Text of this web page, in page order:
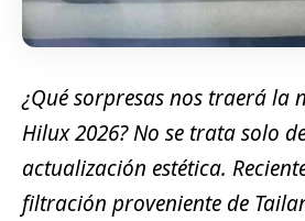
¿Qué sorpresas nos traerá la
Hilux 2026? No se trata solo
actualización estética.
filtración proveniente de